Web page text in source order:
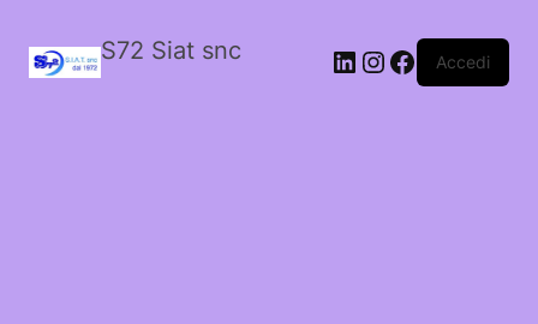
S72 Siat snc LinkedIn
Instagram
Facebook
Accedi